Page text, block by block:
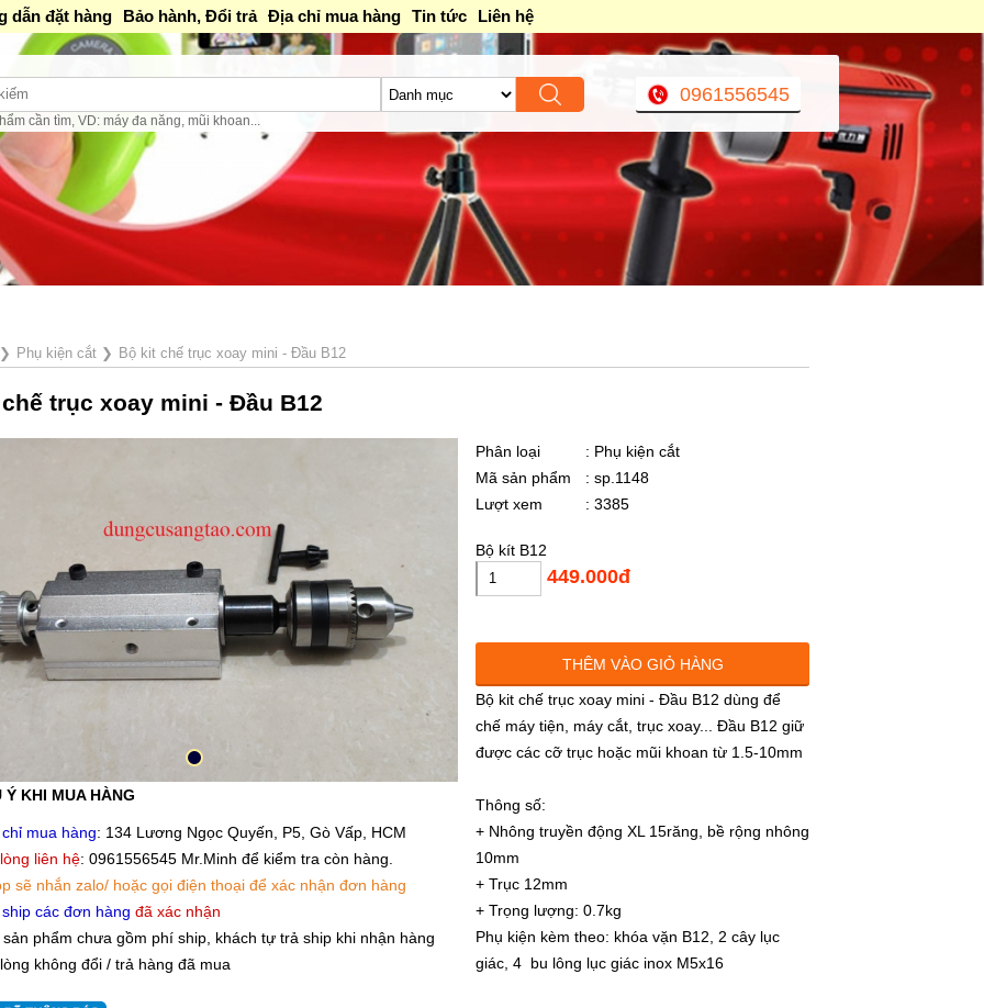
dẫn đặt hàng Bảo hành, Đổi trả Địa chỉ mua hàng Tin tức Liên hệ
cần tìm, VD: máy đa năng, mũi khoan...
0961556545
Phụ kiện cắt❯ Bộ kit chế trục xoay mini - Đầu B12
trục xoay mini - Đầu B12
KHI MUA HÀNG
mua hàng: 134 Lương Ngọc Quyến, P5, Gò Vấp, HCM
liên hệ: 0961556545 Mr.Minh để kiểm tra còn hàng.
sẽ nhắn zalo/ hoặc gọi điện thoại để xác nhận đơn hàng
các đơn hàng đã xác nhận
sản phẩm chưa gồm phí ship, khách tự trả ship khi nhận hàng
không đổi / trả hàng đã mua
Phân loại
: Phụ kiện cắt
Mã sản phẩm
: sp.1148
Lượt xem
: 3385
Bộ kít B12
449.000đ
THÊM VÀO GIỎ HÀNG
Bộ kit chế trục xoay mini - Đầu B12 dùng để
chế máy tiện, máy cắt, trục xoay... Đầu B12 giữ
được các cỡ trục hoặc mũi khoan từ 1.5-10mm
Thông số:
+ Nhông truyền động XL 15răng, bề rộng nhông
10mm
+ Trục 12mm
+ Trọng lượng: 0.7kg
Phụ kiện kèm theo: khóa vặn B12, 2 cây lục
giác, 4 bu lông lục giác inox M5x16